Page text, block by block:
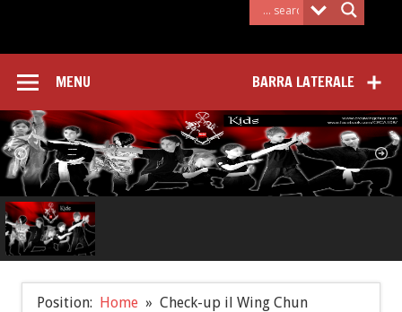
BARRA LATERALE
MENU
Position: Home Check-up il Wing Chun